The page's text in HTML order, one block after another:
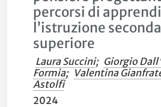
percorsi di
l’istruzione
superiore
Laura Succini; Giorgio
Formia; Valentina
Astolfi
2024